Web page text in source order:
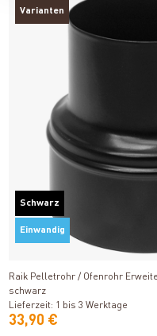
Varianten
Schwarz
Einwandig
Produkt
Raik Pelletrohr / Ofenrohr
schwarz
Lieferzeit: 1 bis 3 Werktage
33,90 €